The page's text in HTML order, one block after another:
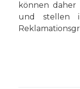
können daher
und stellen